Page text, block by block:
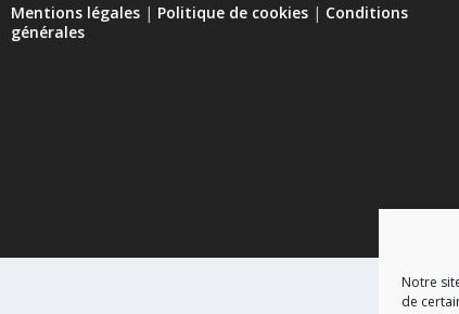
Notre
de
Mentions légales | Politique de cookies | Conditions
générales